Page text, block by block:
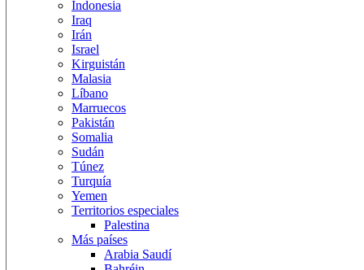
Indonesia
Iraq
Irán
Israel
Kirguistán
Malasia
Líbano
Marruecos
Pakistán
Somalia
Sudán
Túnez
Turquía
Yemen
Territorios especiales
Palestina
Más países
Arabia Saudí